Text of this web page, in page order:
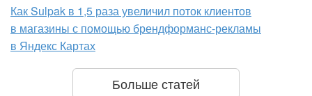
Как Sulpak в 1,5 раза увеличил поток клиентов
в магазины с помощью брендформанс-рекламы
в Яндекс Картах
Больше статей